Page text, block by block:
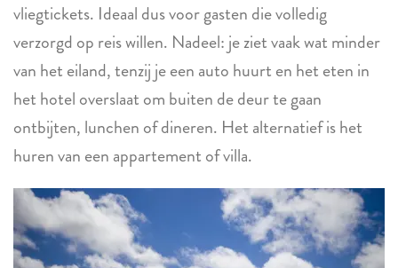
vliegtickets. Ideaal dus voor gasten die volledig
verzorgd op reis willen. Nadeel: je ziet vaak wat minder
van het eiland, tenzij je een auto huurt en het eten in
het hotel overslaat om buiten de deur te gaan
ontbijten, lunchen of dineren. Het alternatief is het
huren van een appartement of villa.